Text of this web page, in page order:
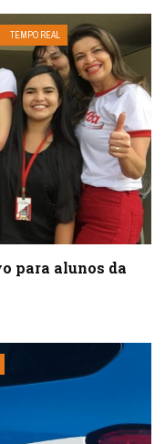
TEMPO REAL
para alunos da